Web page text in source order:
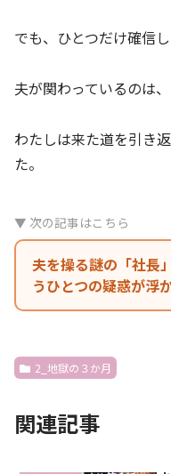
でも、ひとつだけ確信
夫が関わっているのは
わたしは来た道を引き
た。
▼ 次の記事はこちら
夫を操る謎の「社長
うひとつの疑惑が
2_地獄の３か月
関連記事